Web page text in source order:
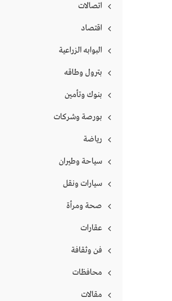
اتصالات
اقتصاد
البوابه الزراعية
بترول وطاقه
بنوك وتأمين
بورصة وشركات
رياضة
سياحة وطيران
سيارات ونقل
صحة ومرأة
عقارات
فن وثقافة
محافظات
مقالات